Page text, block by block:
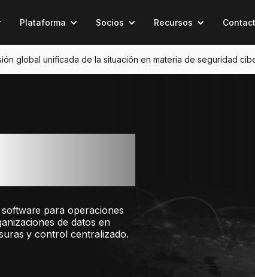
Plataforma Socios Recursos
global unificada de la situación en materia de seguridad
para operaciones
de datos en
y control centralizado.